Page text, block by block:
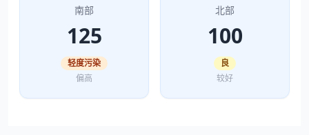
南部
125
轻度污染
偏高
北部
100
良
较好